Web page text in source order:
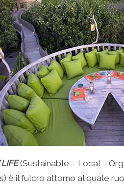
(Sustainable – Local –
è il fulcro attorno al quale